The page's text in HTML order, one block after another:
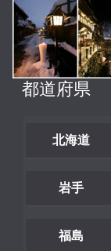
都道府県
北海道
岩手
福島